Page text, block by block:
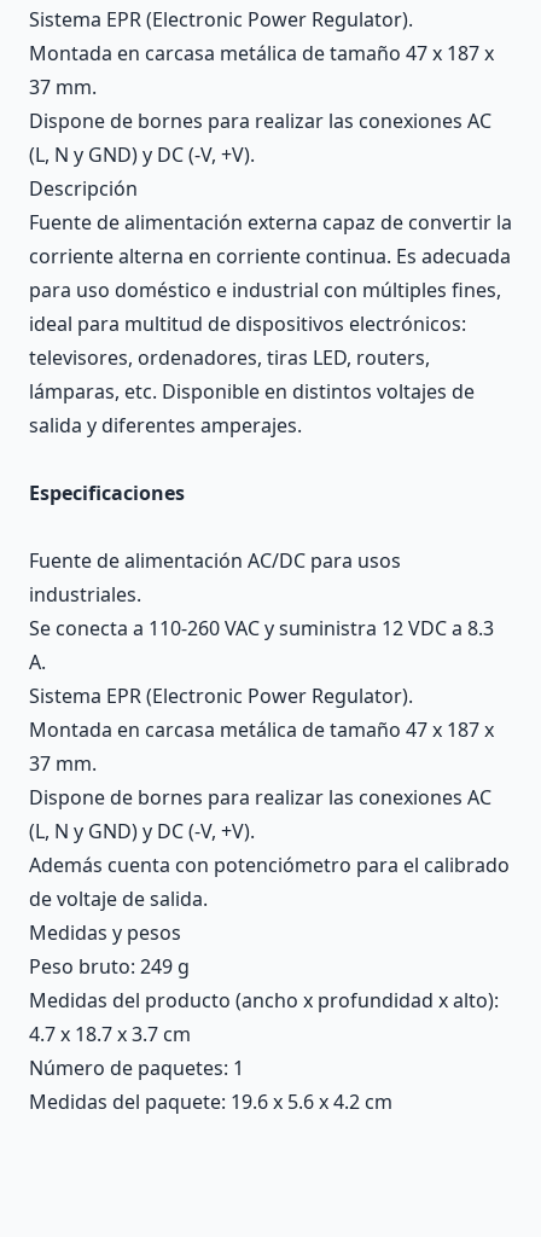
Sistema EPR (Electronic Power Regulator).
Montada en carcasa metálica de tamaño 47 x 187 x
37 mm.
Dispone de bornes para realizar las conexiones AC
(L, N y GND) y DC (-V, +V).
Descripción
Fuente de alimentación externa capaz de convertir la
corriente alterna en corriente continua. Es adecuada
para uso doméstico e industrial con múltiples fines,
ideal para multitud de dispositivos electrónicos:
televisores, ordenadores, tiras LED, routers,
lámparas, etc. Disponible en distintos voltajes de
salida y diferentes amperajes.
Especificaciones
Fuente de alimentación AC/DC para usos
industriales.
Se conecta a 110-260 VAC y suministra 12 VDC a 8.3
A.
Sistema EPR (Electronic Power Regulator).
Montada en carcasa metálica de tamaño 47 x 187 x
37 mm.
Dispone de bornes para realizar las conexiones AC
(L, N y GND) y DC (-V, +V).
Además cuenta con potenciómetro para el calibrado
de voltaje de salida.
Medidas y pesos
Peso bruto: 249 g
Medidas del producto (ancho x profundidad x alto):
4.7 x 18.7 x 3.7 cm
Número de paquetes: 1
Medidas del paquete: 19.6 x 5.6 x 4.2 cm